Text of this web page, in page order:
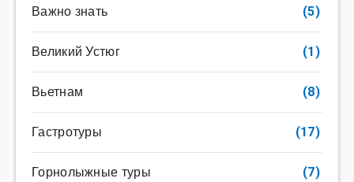
Важно знать (5)
Великий Устюг (1)
Вьетнам (8)
Гастротуры (17)
Горнолыжные туры (7)